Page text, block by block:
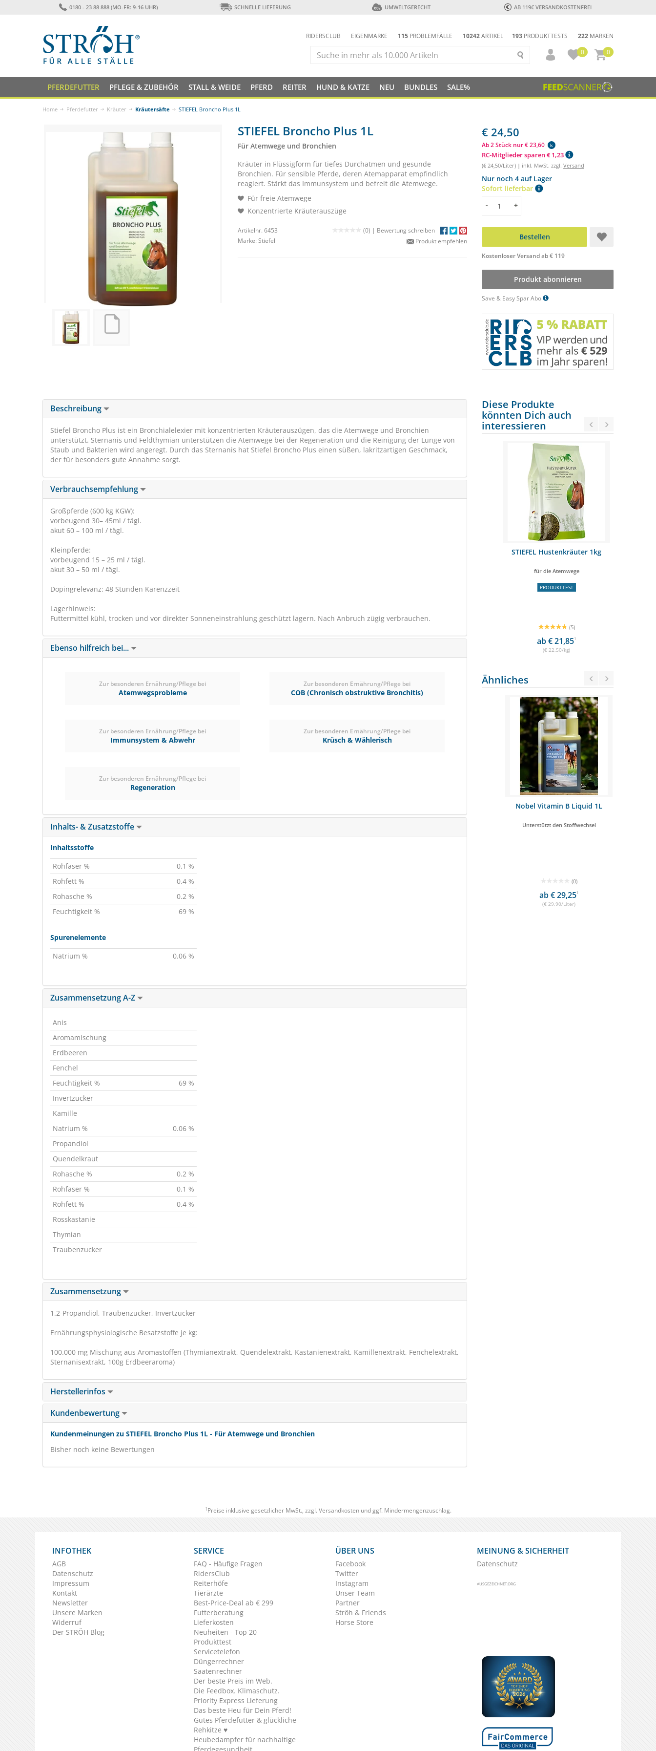
0180 - 23 88 888 (MO-FR: 9-16 UHR) SCHNELLE LIEFERUNG UMWELTGERECHT AB 119€ VERSANDKOSTENFREI
193 PRODUKTTESTS 222 MARKEN
RIDERSCLUB EIGENMARKE 115 PROBLEMFÄLLE 10242ARTIKEL
0
0
PFERDEFUTTER PFLEGE & ZUBEHÖR STALL & WEIDE PFERD REITER HUND & KATZE NEU BUNDLES SALE%
Home Pferdefutter Kräuter Kräutersäfte STIEFEL Broncho Plus 1L
STIEFEL Broncho Plus 1L
Für Atemwege und Bronchien
Kräuter in Flüssigform für tiefes Durchatmen und gesunde
Bronchien. Für sensible Pferde, deren Atemapparat empfindlich
reagiert. Stärkt das Immunsystem und befreit die Atemwege.
Für freie Atemwege
Konzentrierte Kräuterauszüge
Artikelnr. 6453 (0) | Bewertung schreiben
Marke: Stiefel Produkt empfehlen
€ 24,50
Ab 2 Stück nur € 23,60 k
RC-Mitglieder sparen € 1,23
(€ 24,50/Liter) | inkl. MwSt. zzgl. Versand
Nur noch 4 auf Lager
Sofort lieferbar
Menge
- +
Bestellen
Kostenloser Versand ab € 119
Produkt abonnieren
Save & Easy Spar Abo
Beschreibung
Stiefel Broncho Plus ist ein Bronchialelexier mit konzentrierten Kräuterauszügen, das die Atemwege und Bronchien
unterstützt. Sternanis und Feldthymian unterstützen die Atemwege bei der Regeneration und die Reinigung der Lunge von
Staub und Bakterien wird angeregt. Durch das Sternanis hat Stiefel Broncho Plus einen süßen, lakritzartigen Geschmack,
der für besonders gute Annahme sorgt.
Verbrauchsempfehlung
Großpferde (600 kg KGW):
vorbeugend 30– 45ml / tägl.
akut 60 – 100 ml / tägl.
Kleinpferde:
vorbeugend 15 – 25 ml / tägl.
akut 30 – 50 ml / tägl.
Dopingrelevanz: 48 Stunden Karenzzeit
Lagerhinweis:
Futtermittel kühl, trocken und vor direkter Sonneneinstrahlung geschützt lagern. Nach Anbruch zügig verbrauchen.
Ebenso hilfreich bei...
Zur besonderen Ernährung/Pflege bei
Atemwegsprobleme
Zur besonderen Ernährung/Pflege bei
COB (Chronisch obstruktive Bronchitis)
Zur besonderen Ernährung/Pflege bei
Immunsystem & Abwehr
Zur besonderen Ernährung/Pflege bei
Krüsch & Wählerisch
Zur besonderen Ernährung/Pflege bei
Regeneration
Inhalts- & Zusatzstoffe
Inhaltsstoffe
Rohfaser %
0.1 %
Rohfett %
0.4 %
Rohasche %
0.2 %
Feuchtigkeit %
69 %
Spurenelemente
Natrium %
0.06 %
Zusammensetzung A-Z
Anis
Aromamischung
Erdbeeren
Fenchel
Feuchtigkeit %
69 %
Invertzucker
Kamille
Natrium %
0.06 %
Propandiol
Quendelkraut
Rohasche %
0.2 %
Rohfaser %
0.1 %
Rohfett %
0.4 %
Rosskastanie
Thymian
Traubenzucker
Zusammensetzung
1.2-Propandiol, Traubenzucker, Invertzucker
Ernährungsphysiologische Besatzstoffe je kg:
100.000 mg Mischung aus Aromastoffen (Thymianextrakt, Quendelextrakt, Kastanienextrakt, Kamillenextrakt, Fenchelextrakt,
Sternanisextrakt, 100g Erdbeeraroma)
Herstellerinfos
Kundenbewertung
Kundenmeinungen zu STIEFEL Broncho Plus 1L - Für Atemwege und Bronchien
Bisher noch keine Bewertungen
Diese Produkte
könnten Dich auch
interessieren
€ 65,20 € 61,901
STIEFEL Hustenkräuter 1kg
für die Atemwege
PRODUKTTEST
(5)
ab € 21,851
(€ 22,50/kg)
Ähnliches
Nobel Vitamin B Liquid 1L
Unterstützt den Stoffwechsel
ab € 29,251
(€ 29,90/Liter)
1 Preise inklusive gesetzlicher MwSt., zzgl. Versandkostenund ggf. Mindermengenzuschlag.
INFOTHEK
AGB
Datenschutz
Impressum
Kontakt
Newsletter
Unsere Marken
Widerruf
Der STRÖH Blog
SERVICE
FAQ - Häufige Fragen
RidersClub
Reiterhöfe
Tierärzte
Best-Price-Deal ab € 299
Futterberatung
Lieferkosten
Neuheiten - Top 20
Produkttest
Servicetelefon
Düngerrechner
Saatenrechner
Der beste Preis im Web.
Die Feedbox. Klimaschutz.
Priority Express Lieferung
Das beste Heu für Dein Pferd!
Gutes Pferdefutter & glückliche
Rehkitze ♥
Heubedampfer für nachhaltige
ÜBER UNS
Facebook
Twitter
Instagram
Unser Team
Partner
Ströh & Friends
Horse Store
MEINUNG & SICHERHEIT
Datenschutz
AUSGEZEICHNET.ORG